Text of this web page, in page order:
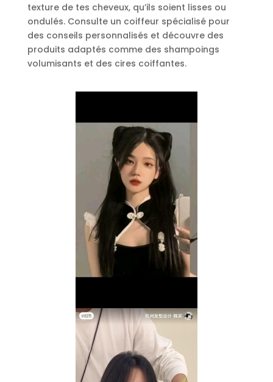
texture de tes cheveux, qu’ils soient lisses ou
ondulés. Consulte un coiffeur spécialisé pour
des conseils personnalisés et découvre des
produits adaptés comme des shampoings
volumisants et des cires coiffantes.